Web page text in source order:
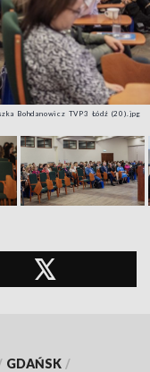
Bohdanowicz TVP3 Łódź (20).jpg
GDAŃSK /